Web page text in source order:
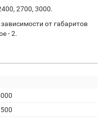
2700, 3000.
от габаритов
- 2.